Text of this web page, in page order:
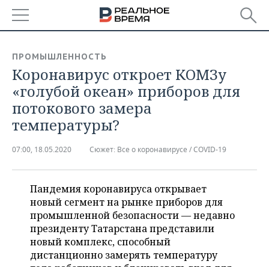
БАШКОРТОСТАН
ТАТАРСТАН
УДМУРТИЯ
НОВОСТИ
АНАЛИТИКА
НОВОСТИ АНАЛИТИКИ
ДЕКЛАРАЦИИ О ДОХОДАХ
ВУЗЫ ТАТАРСТАНА
КОМУ ПРИНАДЛЕЖАТ
ТОРГОВЫЕ ЦЕНТРЫ
ТАТАРСТАНА
ЭКОНОМИКА
НОВОСТИ ЭКОНОМИКИ
БАНКИ
БЮДЖЕТ
ИНВЕСТИЦИИ
ПРОМЫШЛЕННОСТЬ
ПРОМЫШЛЕННОСТИ
АГРОПРОМ
МАШИНОСТРОЕНИЕ
НОВОСТИ НЕДВИЖИМОСТИ
АВТО
НОВОСТИ АВТО
БИЗНЕС
НОВОСТИ БИЗНЕСА
ТЕХНОЛОГИИ
ПРОМЫШЛЕННОСТЬ
Коронавирус откроет КОМЗу
«голубой океан» приборов для
потокового замера
температуры?
07:00, 18.05.2020 Сюжет: Все о коронавирусе / COVID-19
Пандемия коронавируса открывает
новый сегмент на рынке приборов для
промышленной безопасности — недавно
президенту Татарстана представили
новый комплекс, способный
дистанционно замерять температуру